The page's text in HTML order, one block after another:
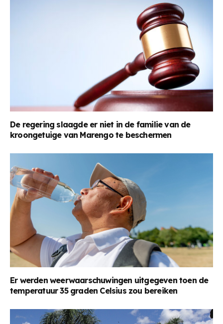
De regering slaagde er niet in de familie van de
kroongetuige van Marengo te beschermen
Er werden weerwaarschuwingen uitgegeven toen de
temperatuur 35 graden Celsius zou bereiken